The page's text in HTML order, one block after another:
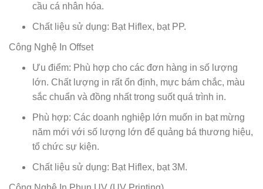
cầu cá nhân hóa.
Chất liệu sử dụng: Bạt Hiflex, bạt PP.
Công Nghệ In Offset
Ưu điểm: Phù hợp cho các đơn hàng in số lượng
lớn. Chất lượng in rất ổn định, mực bám chắc, màu
sắc chuẩn và đồng nhất trong suốt quá trình in.
Phù hợp: Các doanh nghiệp lớn muốn in bạt mừng
năm mới với số lượng lớn để quảng bá thương hiệu,
tổ chức sự kiện.
Chất liệu sử dụng: Bạt Hiflex, bạt 3M.